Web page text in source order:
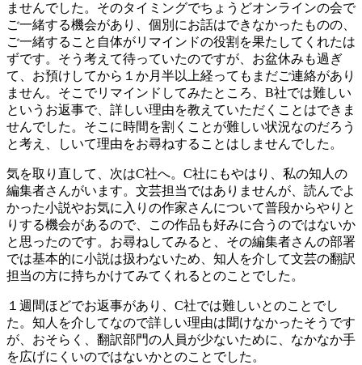
ませんでした。そのタイミングでちょうどオンラインの会で
ご一緒する機会があり、個別にお話はできなかったものの、
ご一緒すること自体がリマインドの役割を果たしてくれたは
ずです。そう考えて待っていたのですが、お盆休みも過ぎ
て、お預けしてから１か月半以上経ってもまだご連絡があり
ません。そこでリマインドしてみたところ、B社では難しい
というお返事で、詳しい理由を教えていただくことはできま
せんでした。そこに時間を割くことが難しい状況なのだろう
と考え、しいて理由をお尋ねすることはしませんでした。
気を取り直して、次はC社へ。C社にもやはり、私の知人の
編集者さんがいます。文芸担当ではありませんが、読んでよ
かった小説やお気に入りの作家さんについて普段からやりと
りする機会があるので、この作品も好みに合うのではないか
と思ったのです。お尋ねしてみると、その編集者さんの部署
では基本的に小説は扱わないため、知人を介して文芸の翻訳
担当の方に持ちかけてみてくれるとのことでした。
１週間ほどでお返事があり、C社では難しいとのことでし
た。知人を介してなので詳しい理由は聞けなかったそうです
が、おそらく、翻訳部門の人員が少ないために、なかなか手
を広げにくいのではないかとのことでした。